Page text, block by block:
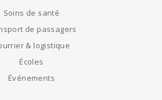
Soins de santé
de passagers
& logistique
Écoles
Événements